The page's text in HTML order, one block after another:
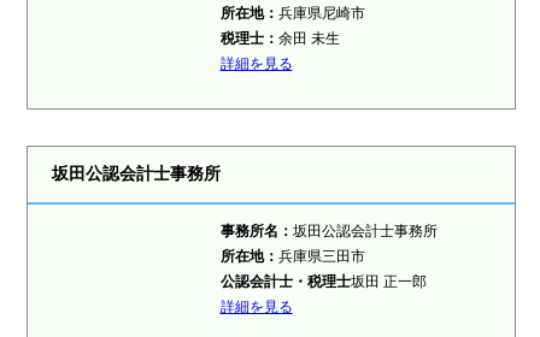
所在地： 兵庫県尼崎市
税理士： 余田 未生
詳細を見る
坂田公認会計士事務所
事務所名： 坂田公認会計士事務所
所在地： 兵庫県三田市
公認会計士・税理士坂田 正一郎
詳細を見る